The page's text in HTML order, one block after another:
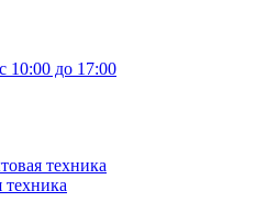
10:00 до 17:00
техника